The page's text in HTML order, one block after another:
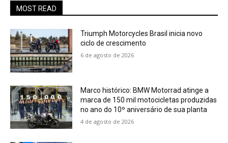
MOST READ
Triumph Motorcycles Brasil inicia novo
ciclo de crescimento
6 de agosto de 2026
Marco histórico: BMW Motorrad atinge a
marca de 150 mil motocicletas produzidas
no ano do 10º aniversário de sua planta
4 de agosto de 2026